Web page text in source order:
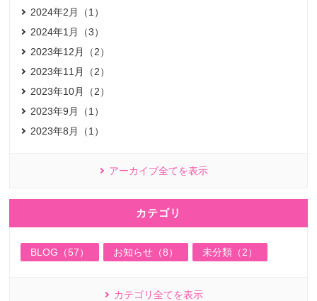
2024年2月（1）
2024年1月（3）
2023年12月（2）
2023年11月（2）
2023年10月（2）
2023年9月（1）
2023年8月（1）
アーカイブ全てを表示
カテゴリ
BLOG（57） お知らせ（8） 未分類（2）
カテゴリ全てを表示